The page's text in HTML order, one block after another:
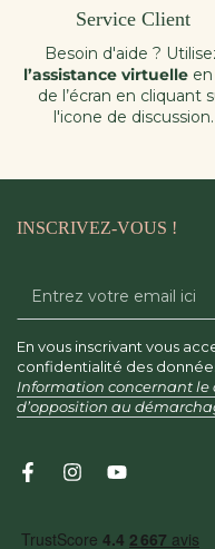
Service Client
Besoin d'aide ?
l’assistance virtuelle
de l’écran en cliquant
l'icone de discussion.
INSCRIVEZ-VOUS !
Entrez
votre
email
ici
En vous inscrivant vous
confidentialité des
Information concernant le
d’opposition au
FacebookInstagramYouTube